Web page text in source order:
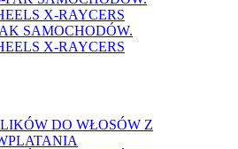
SAMOCHODÓW.
X-RAYCERS